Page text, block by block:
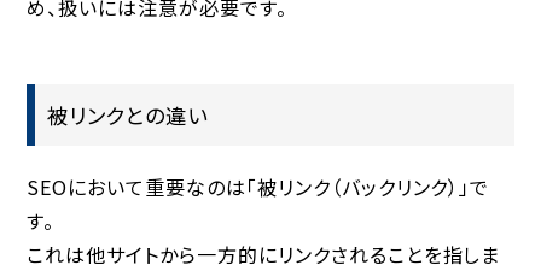
め、扱いには注意が必要です。
被リンクとの違い
SEOにおいて重要なのは「被リンク（バックリンク）」で
す。
これは他サイトから一方的にリンクされることを指しま